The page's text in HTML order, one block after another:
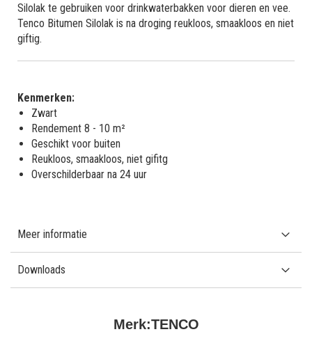
Merk:TENCO
Silolak te gebruiken voor drinkwaterbakken voor dieren en vee.
Tenco Bitumen Silolak is na droging reukloos, smaakloos en niet
giftig.
Kenmerken:
Zwart
Rendement 8 - 10 m²
Geschikt voor buiten
Reukloos, smaakloos, niet gifitg
Overschilderbaar na 24 uur
Meer informatie
Downloads